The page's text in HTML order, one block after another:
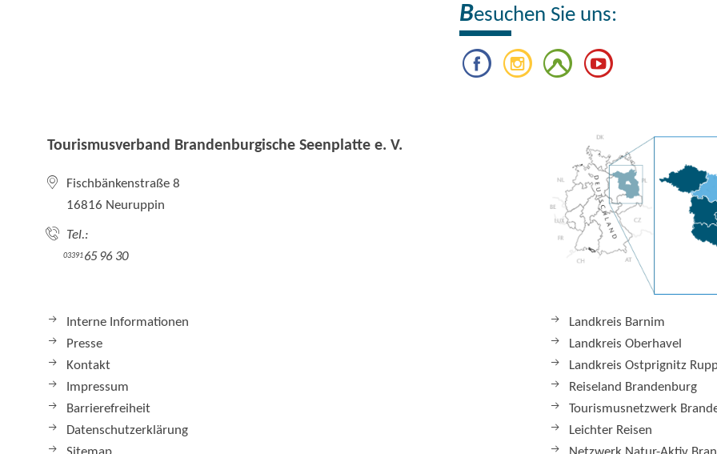
Besuchen Sie uns:
Tourismusverband Brandenburgische Seenplatte e. V.
Fischbänkenstraße 8
16816 Neuruppin
Tel.:
0339165 96 30
Interne Informationen
Presse
Kontakt
Impressum
Barrierefreiheit
Datenschutzerklärung
Landkreis Barnim
Landkreis Oberhavel
Landkreis Ostprignitz
Reiseland Brandenburg
Tourismusnetzwerk
Leichter Reisen